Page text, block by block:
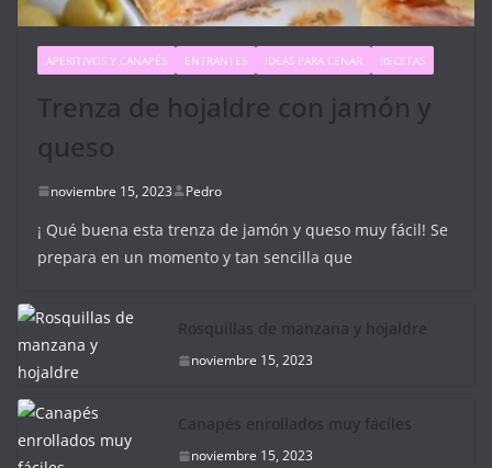
APERITIVOS Y CANAPÉS ENTRANTES IDEAS PARA CENAR RECETAS
Trenza de hojaldre con jamón y
queso
noviembre 15, 2023 Pedro
¡ Qué buena esta trenza de jamón y queso muy fácil! Se
prepara en un momento y tan sencilla que
Rosquillas de manzana y hojaldre
noviembre 15, 2023
Canapés enrollados muy fáciles
noviembre 15, 2023